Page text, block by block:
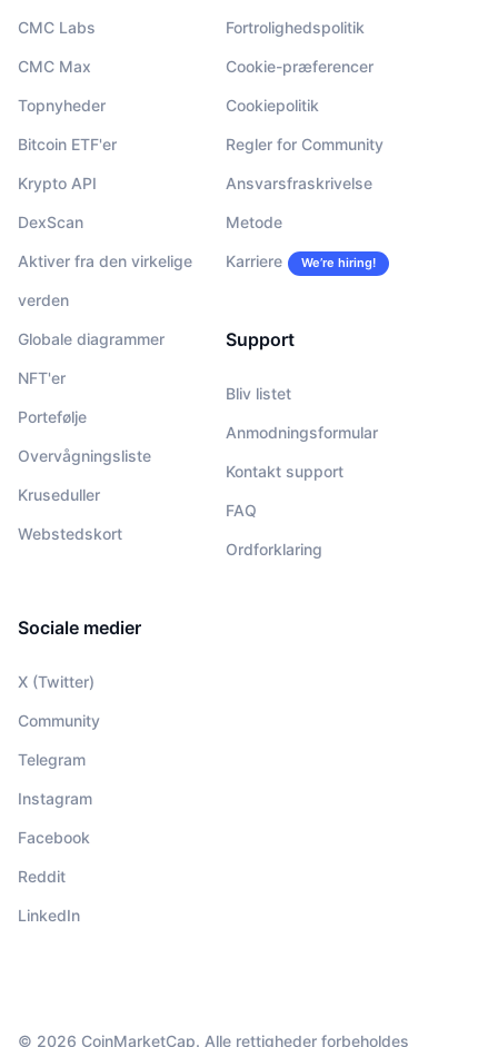
CMC Labs
CMC Max
Topnyheder
Bitcoin ETF'er
Krypto API
DexScan
Aktiver fra den virkelige
verden
Globale diagrammer
NFT'er
Portefølje
Overvågningsliste
Kruseduller
Webstedskort
Fortrolighedspolitik
Cookie-præferencer
Cookiepolitik
Regler for Community
Ansvarsfraskrivelse
Metode
Karriere We’re hiring!
Support
Bliv listet
Anmodningsformular
Kontakt support
FAQ
Ordforklaring
Sociale medier
X (Twitter)
Community
Telegram
Instagram
Facebook
Reddit
LinkedIn
© 2026 CoinMarketCap. Alle rettigheder forbeholdes